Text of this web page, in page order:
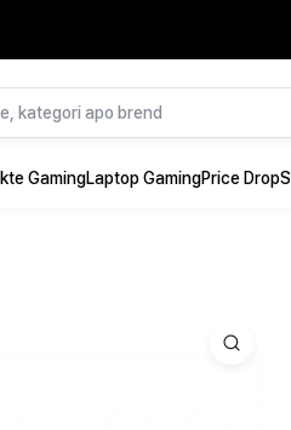
GamingLaptop GamingPrice Drop